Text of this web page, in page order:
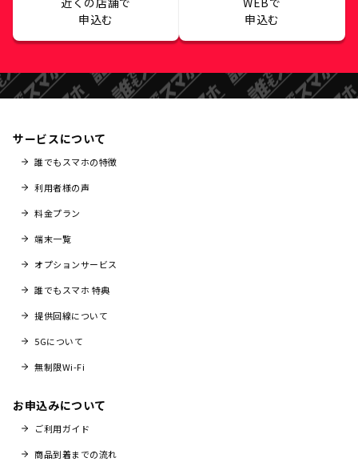
申込む
申込む
サービスについて
誰でもスマホの特徴
利用者様の声
料金プラン
端末一覧
オプションサービス
誰でもスマホ 特典
提供回線について
5Gについて
無制限Wi-Fi
お申込みについて
ご利用ガイド
商品到着までの流れ